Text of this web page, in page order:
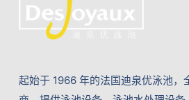
起始于 1966 年的法国迪泉优泳池，